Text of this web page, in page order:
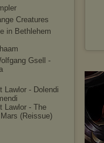
Creatures
in Bethlehem
Gsell -
Lawlor - Dolendi
Lawlor - The
(Reissue)